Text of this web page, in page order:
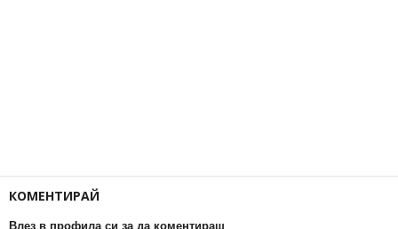
КОМЕНТИРАЙ
Влез в профила си за да коментираш